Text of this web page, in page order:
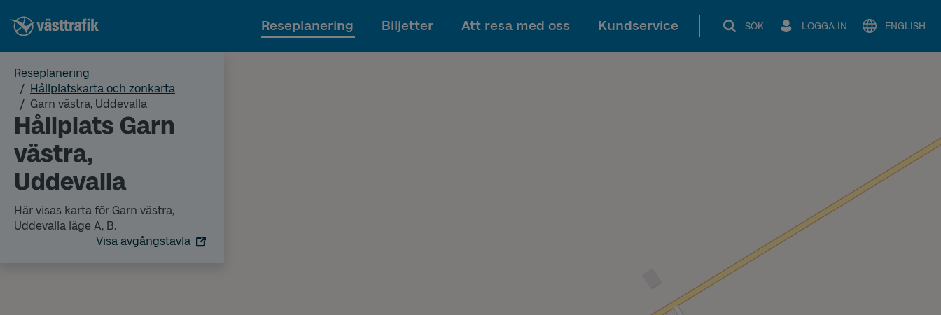
Till innehållet
Reseplanering Biljetter Att resa med oss Kundservice SÖK LOGGA IN ENGLISH
Reseplanering
Hållplatskarta och zonkarta
Garn västra, Uddevalla
Hållplats Garn
västra,
Uddevalla
Här visas karta för Garn västra,
Uddevalla läge A, B.
Visa avgångstavla